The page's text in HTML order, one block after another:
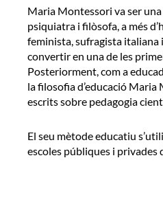
Maria Montessori va ser una
psiquiatra i filòsofa, a més
feminista, sufragista italiana
convertir en una de les
Posteriorment, com a
la filosofia d’educació Maria
escrits sobre pedagogia
El seu mètode educatiu
escoles públiques i privades